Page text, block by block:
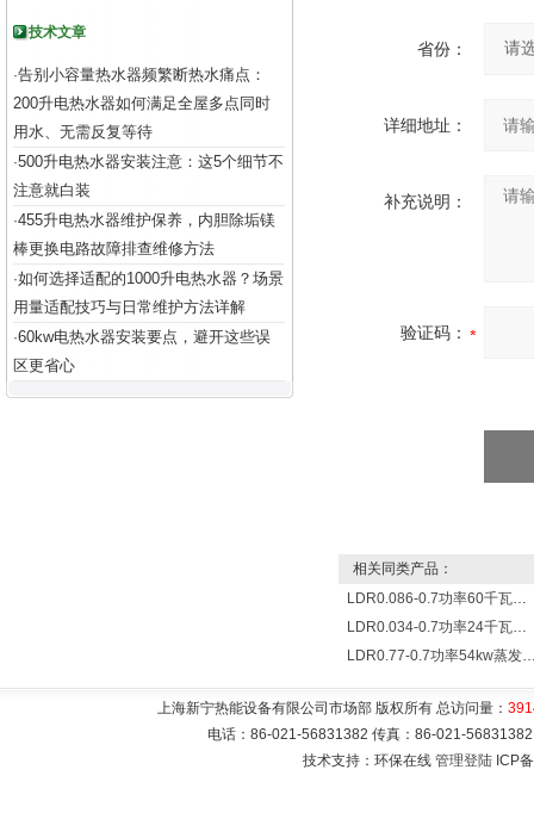
技术文章
·告别小容量热水器频繁断热水痛点：
200升电热水器如何满足全屋多点同时
用水、无需反复等待
·500升电热水器安装注意：这5个细节不
注意就白装
·455升电热水器维护保养，内胆除垢镁
棒更换电路故障排查维修方法
·如何选择适配的1000升电热水器？场景
用量适配技巧与日常维护方法详解
·60kw电热水器安装要点，避开这些误
区更省心
省份：
详细地址：
补充说明：
验证码：
相关同类产品：
LDR0.086-0.7功率60千瓦蒸发量86公斤/小时电锅炉
LDR0.034-0.7功率24千瓦蒸发量34公斤/小时电蒸汽锅炉
LDR0.77-0.7功率54kw蒸发量
上海新宁热能设备有限公司市场部 版权所有 总访问量：
电话：86-021-56831382 传真：86-021-
技术支持：环保在线 管理登陆 ICP